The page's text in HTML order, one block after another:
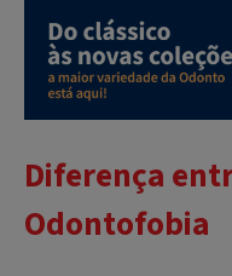
Diferença
Odontofobia